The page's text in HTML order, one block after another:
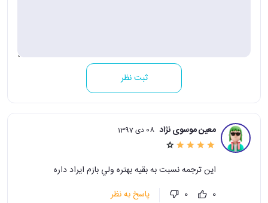
ثبت نظر
معین موسوی نژاد 08 دی 1397
اين ترجمه نسبت به بقيه بهتره ولي بازم ايراد داره
0
0 پاسخ به نظر